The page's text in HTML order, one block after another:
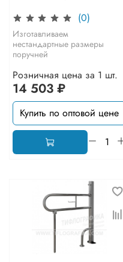
(0)
Изготавливаем
нестандартные размеры
поручней
Розничная цена за 1 шт.
14 503 ₽
Купить по оптовой цене